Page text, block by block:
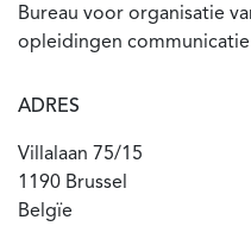
Bureau voor organisatie
opleidingen communicatie
ADRES
Villalaan 75/15
1190 Brussel
Belgïe